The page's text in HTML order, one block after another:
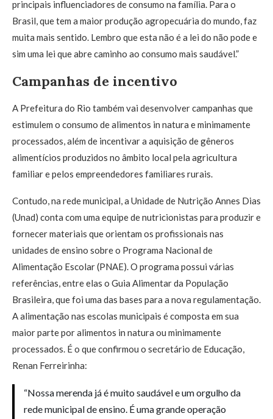
principais influenciadores de consumo na família. Para o
Brasil, que tem a maior produção agropecuária do mundo, faz
muita mais sentido. Lembro que esta não é a lei do não pode e
sim uma lei que abre caminho ao consumo mais saudável.”
Campanhas de incentivo
A Prefeitura do Rio também vai desenvolver campanhas que
estimulem o consumo de alimentos in natura e minimamente
processados, além de incentivar a aquisição de gêneros
alimentícios produzidos no âmbito local pela agricultura
familiar e pelos empreendedores familiares rurais.
Contudo, na rede municipal, a Unidade de Nutrição Annes Dias
(Unad) conta com uma equipe de nutricionistas para produzir e
fornecer materiais que orientam os profissionais nas
unidades de ensino sobre o Programa Nacional de
Alimentação Escolar (PNAE). O programa possui várias
referências, entre elas o Guia Alimentar da População
Brasileira, que foi uma das bases para a nova regulamentação.
A alimentação nas escolas municipais é composta em sua
maior parte por alimentos in natura ou minimamente
processados. É o que confirmou o secretário de Educação,
Renan Ferreirinha:
“Nossa merenda já é muito saudável e um orgulho da
rede municipal de ensino. É uma grande operação